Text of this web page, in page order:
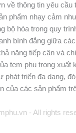
về thông tin yêu cầu
phẩm nhạy cảm
bộ hóa trong quy
bình đẳng giữa
năng tiếp cận và
tem phụ trong xuất
phát triển đa dạng,
của các sản phẩm
- All rights